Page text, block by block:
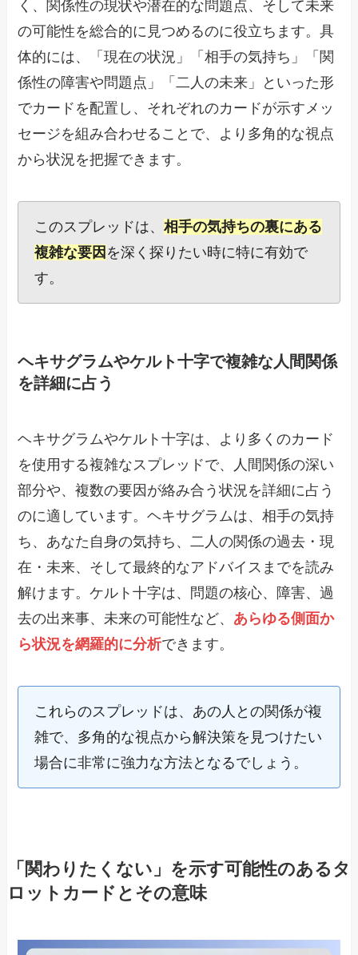
く、関係性の現状や潜在的な問題点、そして未来
の可能性を総合的に見つめるのに役立ちます。具
体的には、「現在の状況」「相手の気持ち」「関
係性の障害や問題点」「二人の未来」といった形
でカードを配置し、それぞれのカードが示すメッ
セージを組み合わせることで、より多角的な視点
から状況を把握できます。
このスプレッドは、相手の気持ちの裏にある
複雑な要因 を深く探りたい時に特に有効で
す。
ヘキサグラムやケルト十字で複雑な人間関係
を詳細に占う
ヘキサグラムやケルト十字は、より多くのカード
を使用する複雑なスプレッドで、人間関係の深い
部分や、複数の要因が絡み合う状況を詳細に占う
のに適しています。ヘキサグラムは、相手の気持
ち、あなた自身の気持ち、二人の関係の過去・現
在・未来、そして最終的なアドバイスまでを読み
解けます。ケルト十字は、問題の核心、障害、過
去の出来事、未来の可能性など、 あらゆる側面か
ら状況を網羅的に分析できます。
これらのスプレッドは、あの人との関係が複
雑で、多角的な視点から解決策を見つけたい
場合に非常に強力な方法となるでしょう。
「関わりたくない」を示す可能性のあるタ
ロットカードとその意味